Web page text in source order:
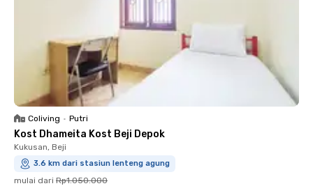
Coliving • Putri
Kost Dhameita Kost Beji Depok
Kukusan, Beji
3.6 km dari stasiun lenteng agung
mulai dari Rp1.050.000